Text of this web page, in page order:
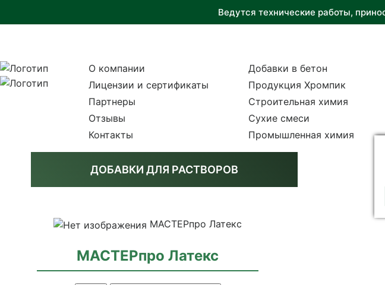
Ведутся технические работы,
О компании
Лицензии и сертификаты
Партнеры
Отзывы
Контакты
Добавки в бетон
Продукция Хромпик
Строительная химия
Сухие смеси
Промышленная химия
ДОБАВКИ ДЛЯ РАСТВОРОВ
МАСТЕРпро Латекс
МАСТЕРпро Латекс